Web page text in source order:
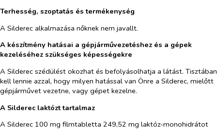
Terhesség, szoptatás és termékenység
A Silderec alkalmazása nőknek nem javallt.
A készítmény hatásai a gépjárművezetéshez és a gépek
kezeléséhez szükséges képességekre
A Silderec szédülést okozhat és befolyásolhatja a látást. Tisztában
kell lennie azzal, hogy milyen hatással van Önre a Silderec, mielőtt
gépjárművet vezetne, vagy gépet kezelne.
A Silderec laktózt tartalmaz
A Silderec 100 mg filmtabletta 249,52 mg laktóz-monohidrátot